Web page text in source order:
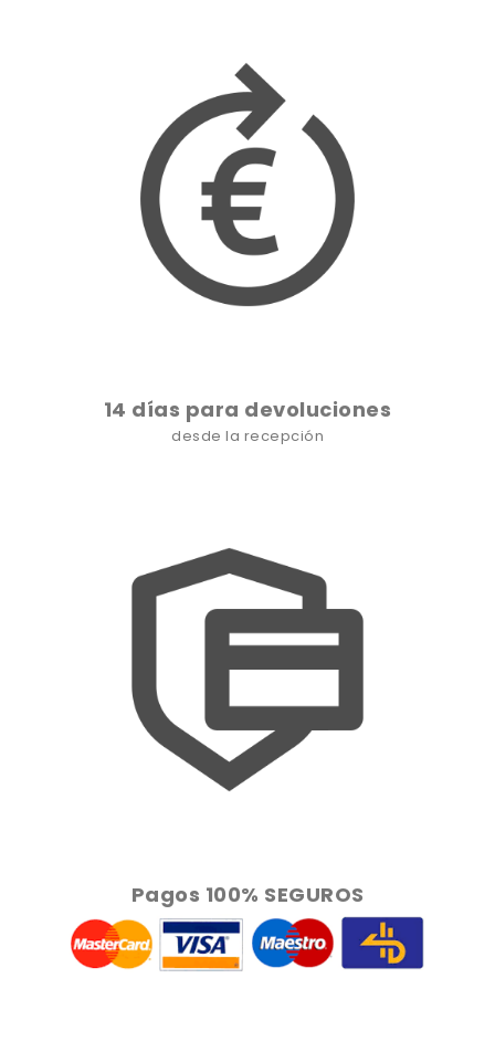
14 días para devoluciones
desde la recepción
Pagos 100% SEGUROS